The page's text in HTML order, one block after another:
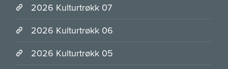
2026 Kulturtrøkk 07
2026 Kulturtrøkk 06
2026 Kulturtrøkk 05